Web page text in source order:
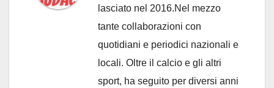
lasciato nel 2016.Nel mezzo
tante collaborazioni con
quotidiani e periodici nazionali e
locali. Oltre il calcio e gli altri
sport, ha seguito per diversi anni